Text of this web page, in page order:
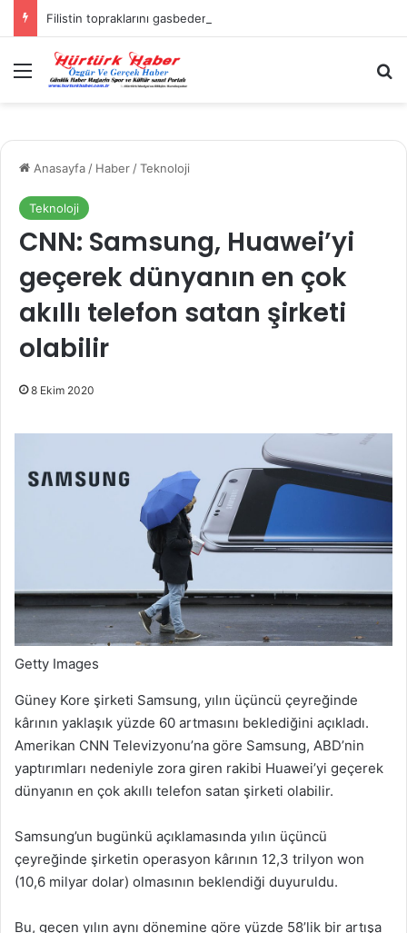
Menü
Anasayfa / Haber /Teknoloji
Teknoloji
CNN: Samsung, Huawei’yi
geçerek dünyanın en çok
akıllı telefon satan şirketi
olabilir
8 Ekim 2020
Getty Images
Güney Kore şirketi Samsung, yılın üçüncü çeyreğinde
kârının yaklaşık yüzde 60 artmasını beklediğini açıkladı.
Amerikan CNN Televizyonu’na göre Samsung, ABD’nin
yaptırımları nedeniyle zora giren rakibi Huawei’yi geçerek
dünyanın en çok akıllı telefon satan şirketi olabilir.
Samsung’un bugünkü açıklamasında yılın üçüncü
çeyreğinde şirketin operasyon kârının 12,3 trilyon won
(10,6 milyar dolar) olmasının beklendiği duyuruldu.
Bu, geçen yılın aynı dönemine göre yüzde 58’lik bir artışa